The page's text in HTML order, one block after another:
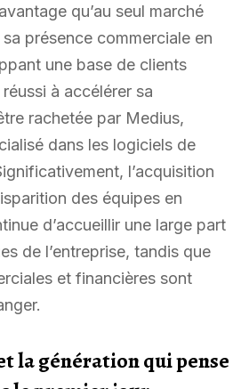
qu’au seul marché
présence commerciale en
une base de clients
à accélérer sa
rachetée par Medius,
dans les logiciels de
l’acquisition
des équipes en
d’accueillir une large part
de l’entreprise, tandis que
et financières sont
la génération qui pense